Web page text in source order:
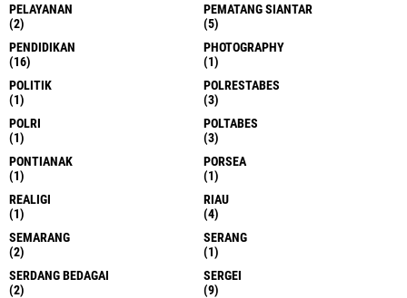
PELAYANAN
(2)
PEMATANG SIANTAR
(5)
PENDIDIKAN
(16)
PHOTOGRAPHY
(1)
POLITIK
(1)
POLRESTABES
(3)
POLRI
(1)
POLTABES
(3)
PONTIANAK
(1)
PORSEA
(1)
REALIGI
(1)
RIAU
(4)
SEMARANG
(2)
SERANG
(1)
SERDANG BEDAGAI
(2)
SERGEI
(9)